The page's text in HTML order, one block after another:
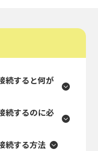
続すると何が
続するのに必
続する方法